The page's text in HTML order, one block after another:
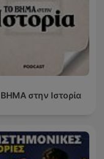
στην Ιστορία